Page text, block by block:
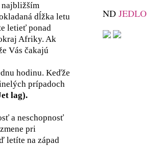
najbližším
dĺžka letu
letieť ponad
Afriky. Ak
Vás čakajú
hodinu. Keďže
prípadoch
lag).
a neschopnosť
pri
letíte na západ
NDJEDLO